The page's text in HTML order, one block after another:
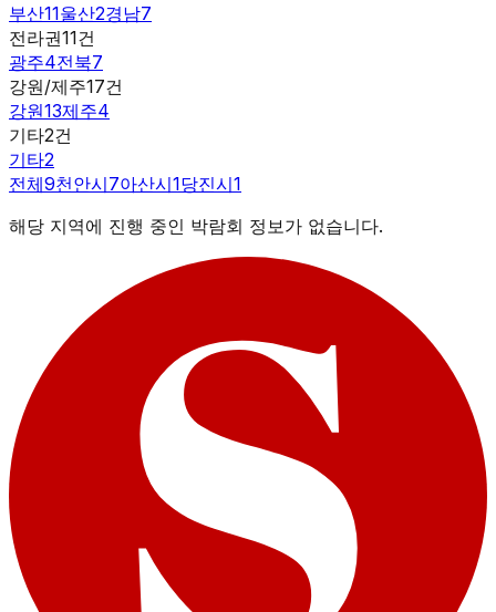
부산11울산2경남7
전라권11건
광주4전북7
강원/제주17건
강원13제주4
기타2건
기타2
전체9천안시7아산시1당진시1
해당 지역에 진행 중인 박람회 정보가 없습니다.